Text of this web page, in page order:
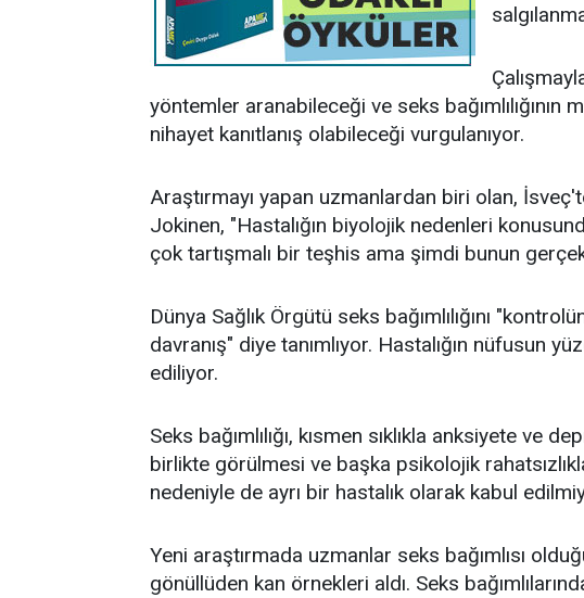
yöntemler aranabileceği ve seks bağımlılığının
nihayet kanıtlanış olabileceği vurgulanıyor.
Araştırmayı yapan uzmanlardan biri olan,
Jokinen, "Hastalığın biyolojik nedenleri
çok tartışmalı bir teşhis ama şimdi bunun
Dünya Sağlık Örgütü seks bağımlılığını
davranış" diye tanımlıyor. Hastalığın nüfusun
ediliyor.
Seks bağımlılığı, kısmen sıklıkla anksiyete ve
birlikte görülmesi ve başka psikolojik
nedeniyle de ayrı bir hastalık olarak kabul
Yeni araştırmada uzmanlar seks bağımlısı
gönüllüden kan örnekleri aldı. Seks